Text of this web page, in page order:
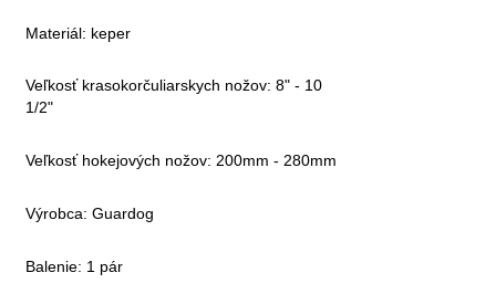
Materiál: keper
Veľkosť krasokorčuliarskych nožov: 8" - 10
1/2"
Veľkosť hokejových nožov: 200mm - 280mm
Výrobca: Guardog
Balenie: 1 pár